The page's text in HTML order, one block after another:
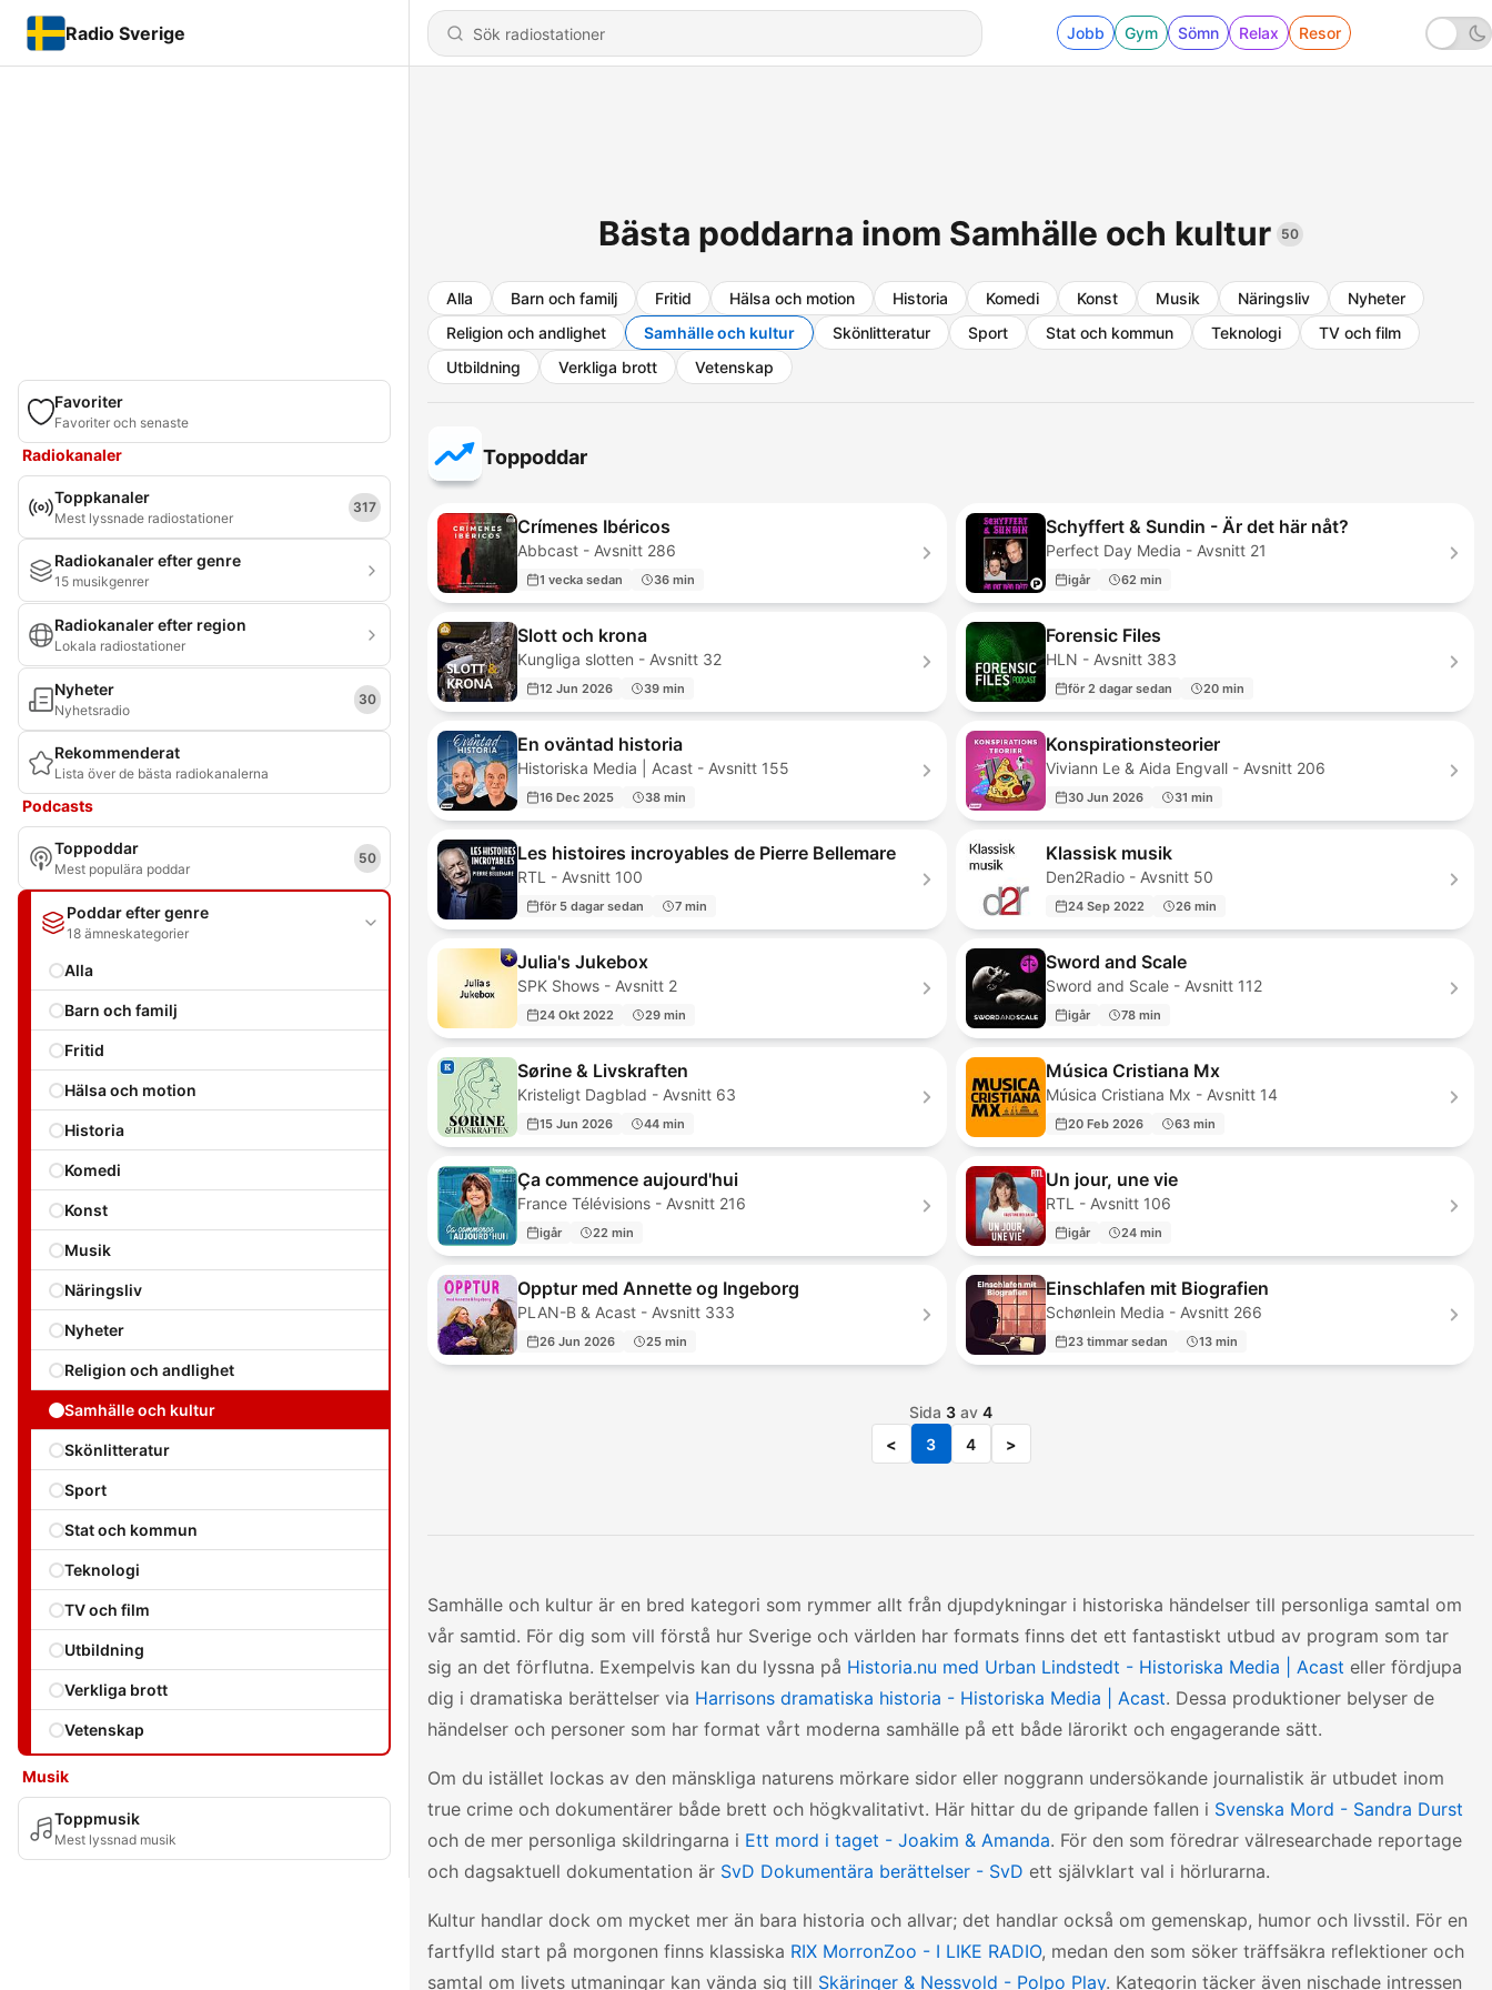
Radio Sverige Jobb Gym Sömn Relax Resor
Favoriter
Favoriter och senaste
Radiokanaler
Toppkanaler
Mest lyssnade radiostationer
317
Radiokanaler efter genre
15 musikgenrer
Radiokanaler efter region
Lokala radiostationer
Nyheter
Nyhetsradio
30
Rekommenderat
Lista över de bästa radiokanalerna
Podcasts
Toppoddar
Mest populära poddar
50
Poddar efter genre
18 ämneskategorier
Alla
Barn och familj
Fritid
Hälsa och motion
Historia
Komedi
Konst
Musik
Näringsliv
Nyheter
Religion och andlighet
Samhälle och kultur
Skönlitteratur
Sport
Stat och kommun
Teknologi
TV och film
Utbildning
Verkliga brott
Vetenskap
Musik
Toppmusik
Mest lyssnad musik
Bästa poddarna inom Samhälle och kultur 50
Alla Barn och familj Fritid Hälsa och motion Historia Komedi Konst Musik Näringsliv
Nyheter
Religion och andlighet
Samhälle och kultur Skönlitteratur Sport Stat och kommun Teknologi
TV och film
Utbildning
Verkliga brott Vetenskap
Toppoddar
Crímenes Ibéricos
Abbcast - Avsnitt 286
1 vecka sedan 36 min
Schyffert & Sundin - Är det här nåt?
Perfect Day Media - Avsnitt 21
igår 62 min
Slott och krona
Kungliga slotten - Avsnitt 32
12 Jun 2026 39 min
Forensic Files
HLN - Avsnitt 383
för 2 dagar sedan 20 min
En oväntad historia
Historiska Media | Acast - Avsnitt 155
16 Dec 2025 38 min
Konspirationsteorier
Viviann Le & Aida Engvall - Avsnitt 206
30 Jun 2026 31 min
Les histoires incroyables de Pierre Bellemare
RTL - Avsnitt 100
för 5 dagar sedan 7 min
Klassisk musik
Den2Radio - Avsnitt 50
24 Sep 2022 26 min
Julia's Jukebox
SPK Shows - Avsnitt 2
24 Okt 2022 29 min
Sword and Scale
Sword and Scale - Avsnitt 112
igår 78 min
Sørine & Livskraften
Kristeligt Dagblad - Avsnitt 63
15 Jun 2026 44 min
Música Cristiana Mx
Música Cristiana Mx - Avsnitt 14
20 Feb 2026 63 min
Ça commence aujourd'hui
France Télévisions - Avsnitt 216
igår 22 min
Un jour, une vie
RTL - Avsnitt 106
igår 24 min
Opptur med Annette og Ingeborg
PLAN-B & Acast - Avsnitt 333
26 Jun 2026 25 min
Einschlafen mit Biografien
Schønlein Media - Avsnitt 266
23 timmar sedan 13 min
Sida 3 av 4
<
3 4 >
Samhälle och kultur är en bred kategori som rymmer allt från djupdykningar i historiska händelser till personliga samtal om
vår samtid. För dig som vill förstå hur Sverige och världen har formats finns det ett fantastiskt utbud av program som tar
sig an det förflutna. Exempelvis kan du lyssna på Historia.nu med Urban Lindstedt - Historiska Media | Acast eller fördjupa
dig i dramatiska berättelser via Harrisons dramatiska historia - Historiska Media | Acast. Dessa produktioner belyser de
händelser och personer som har format vårt moderna samhälle på ett både lärorikt och engagerande sätt.
Om du istället lockas av den mänskliga naturens mörkare sidor eller noggrann undersökande journalistik är utbudet inom
true crime och dokumentärer både brett och högkvalitativt. Här hittar du de gripande fallen i Svenska Mord - Sandra Durst
och de mer personliga skildringarna i Ett mord i taget - Joakim & Amanda. För den som föredrar välresearchade reportage
och dagsaktuell dokumentation är SvD Dokumentära berättelser - SvD ett självklart val i hörlurarna.
Kultur handlar dock om mycket mer än bara historia och allvar; det handlar också om gemenskap, humor och livsstil. För en
fartfylld start på morgonen finns klassiska RIX MorronZoo - I LIKE RADIO, medan den som söker träffsäkra reflektioner och
samtal om livets utmaningar kan vända sig till Skäringer & Nessvold - Polpo Play. Kategorin täcker även nischade intressen